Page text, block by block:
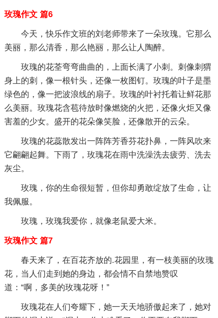
玫瑰作文 篇6
今天，快乐作文班的刘老师带来了一朵玫瑰。它那么
美丽，那么清香，那么艳丽，那么让人陶醉。
玫瑰的花荃弯弯曲曲的，上面长满了小刺。刺像刺猬
身上的刺，像一根针头，还像一枚图钉。玫瑰的叶子是墨
绿色的，像一把波浪线的扇子。玫瑰的叶衬托着让鲜花那
么美丽。玫瑰花含苞待放时像燃烧的火把，还像火炬又像
害羞的少女。盛开的花朵像笑脸，还像散开的云朵。
玫瑰的花蕊散发出一阵阵芳香芬花扑鼻，一阵风吹来
它翩翩起舞。下雨了，玫瑰花在雨中洗澡洗去疲劳、洗去
灰尘。
玫瑰，你的生命很短暂，但你却勇敢绽放了生命，让
我佩服。
玫瑰，玫瑰我爱你，就像老鼠爱大米。
玫瑰作文 篇7
春天来了，在百花齐放的.花园里，有一枝美丽的玫瑰
花，当人们走到她的身边，都会情不自禁地赞叹
道：“啊，多美的玫瑰花呀！”
玫瑰花在人们夸耀下，她一天天地骄傲起来了，她对